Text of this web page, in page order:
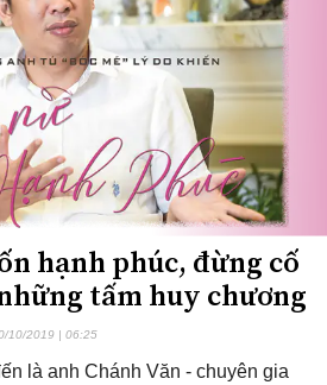
hạnh phúc, đừng cố
tấm huy chương
10/2019 | 06:25
là anh Chánh Văn - chuyên gia